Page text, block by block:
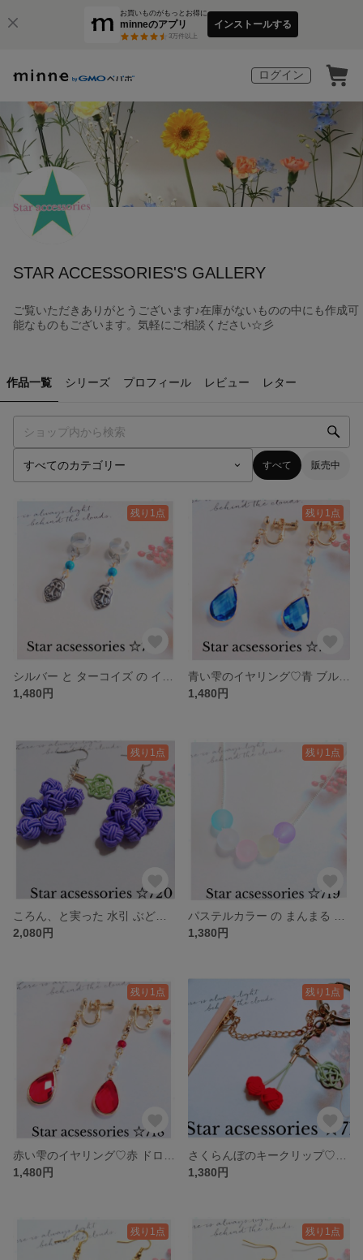
お買いものがもっとお得に
minneのアプリ
3万件以上
インストールする
ログイン
STAR ACCESSORIES'S GALLERY
ご覧いただきありがとうございます♪在庫がないものの中にも作成可
能なものもございます。気軽にご相談ください☆彡
作品一覧 シリーズ プロフィール レビュー レター
すべて 販売中
残り1点
1,480円
残り1点
1,480円
残り1点
2,080円
残り1点
1,380円
残り1点
1,480円
残り1点
1,380円
残り1点 残り1点